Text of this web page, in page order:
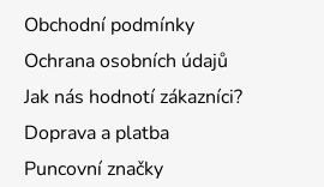
Obchodní podmínky
Ochrana osobních údajů
Jak nás hodnotí zákazníci?
Doprava a platba
Puncovní značky